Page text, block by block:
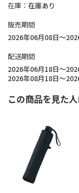
在庫
在庫あり
販売期間
2026年06月08日～
配送期間
2026年06月18日～
2026年08月18日～
この商品を見た